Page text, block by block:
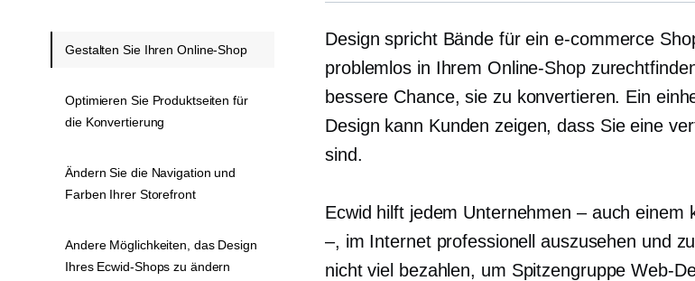
Design spricht Bände für eine-commerce
problemlos in Ihrem Online-Shop
bessere Chance, sie zu konvertieren. Ein
Design kann Kunden zeigen, dass Sie eine
sind.
Ecwid hilft jedem Unternehmen – auch einem
–, im Internet professionell auszusehen und
nicht viel bezahlen, um Spitzengruppe Web-
Gestalten Sie Ihren Online-Shop
Optimieren Sie Produktseiten für
die Konvertierung
Ändern Sie die Navigation und
Farben Ihrer Storefront
Andere Möglichkeiten, das Design
Ihres Ecwid-Shops zu ändern